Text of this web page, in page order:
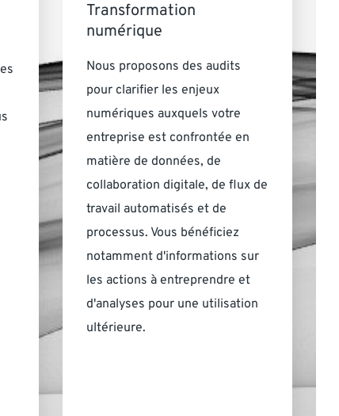
Transformation
numérique
Nous proposons des audits
pour clarifier les enjeux
numériques auxquels votre
entreprise est confrontée en
matière de données, de
collaboration digitale, de flux de
travail automatisés et de
processus. Vous bénéficiez
notamment d'informations sur
les actions à entreprendre et
d'analyses pour une utilisation
ultérieure.